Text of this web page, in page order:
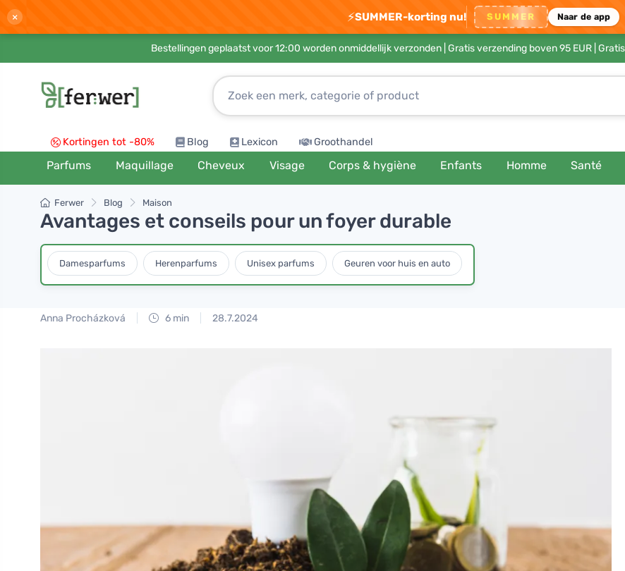
× ⚡SUMMER-korting nu! SUMMER Naar de app
Bestellingen geplaatst voor 12:00 worden onmiddellijk verzonden | Gratis verzending boven 95 EUR|
Kortingen tot -80% Blog Lexicon Groothandel
Parfums Maquillage Cheveux Visage Corps & hygiène Enfants Homme Santé
Ferwer Blog Maison
Avantages et conseils pour un foyer durable
Damesparfums Herenparfums Unisex parfums Geuren voor huis en auto
Anna Procházková 6 min 28.7.2024